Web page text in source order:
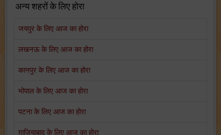
अन्य शहरों के लिए होरा
जयपुर के लिए आज का होरा
लखनऊ के लिए आज का होरा
कानपुर के लिए आज का होरा
भोपाल के लिए आज का होरा
पटना के लिए आज का होरा
ग़ाज़ियाबाद के लिए आज का होरा